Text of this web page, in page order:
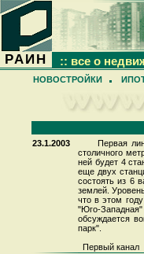
РАИН :: все о
НОВОСТРОЙКИ
23.1.2003
Первая
столичного
ней будет 4
еще двух
состоять из 6
землей.
что в этом
"Юго-
обсуждается
парк".
Первый канал